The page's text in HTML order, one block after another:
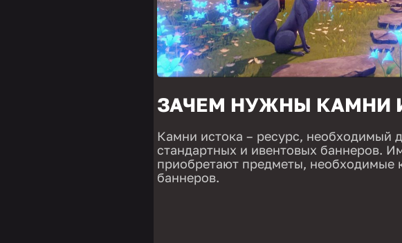
ЗАЧЕМ НУЖНЫ КАМНИ
Камни истока – ресурс, необходимый
стандартных и ивентовых баннеров.
приобретают предметы, необходимые
баннеров.